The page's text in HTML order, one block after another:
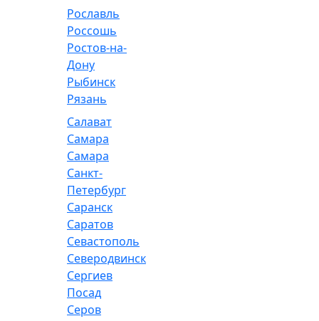
Рославль
Россошь
Ростов-на-
Дону
Рыбинск
Рязань
Салават
Самара
Самара
Санкт-
Петербург
Саранск
Саратов
Севастополь
Северодвинск
Сергиев
Посад
Серов